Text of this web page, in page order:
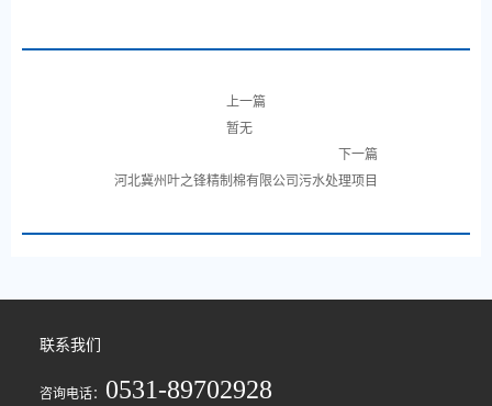
上一篇
暂无
下一篇
河北冀州叶之锋精制棉有限公司污水处理项目
联系我们
咨询电话： 0531-89702928